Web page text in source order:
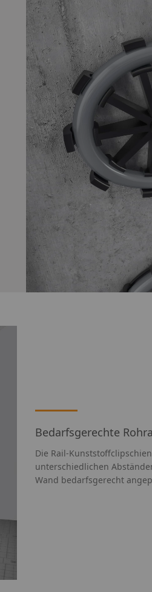
Bedarfsgerechte
Die Rail-
unterschiedlichen
Wand bedarfsgerecht